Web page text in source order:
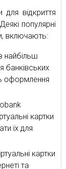
для відкриття
популярні
включають:
найбільш
банківських
оформлення
картки
їх для
картки
та